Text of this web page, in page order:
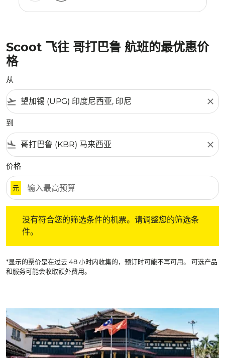
Scoot 飞往 哥打巴鲁 航班的最优惠价
格
从
flight_takeoff close
到
flight_land close
价格
元
没有符合您的筛选条件的机票。请调整您的筛选条
件。
*显示的票价是在过去 48 小时内收集的，预订时可能不再可用。 可选产品
和服务可能会收取额外费用。